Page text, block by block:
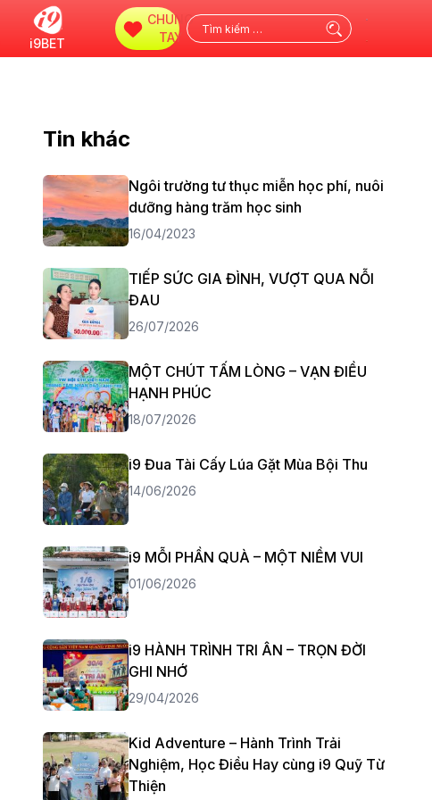
i9BET
CHUNG
TAY
kiếm
Tin khác
Ngôi trường tư thục miễn học phí, nuôi
dưỡng hàng trăm học sinh
16/04/2023
TIẾP SỨC GIA ĐÌNH, VƯỢT QUA NỖI
ĐAU
26/07/2026
MỘT CHÚT TẤM LÒNG – VẠN ĐIỀU
HẠNH PHÚC
18/07/2026
i9 Đua Tài Cấy Lúa Gặt Mùa Bội Thu
14/06/2026
i9 MỖI PHẦN QUÀ – MỘT NIỀM VUI
01/06/2026
i9 HÀNH TRÌNH TRI ÂN – TRỌN ĐỜI
GHI NHỚ
29/04/2026
Kid Adventure – Hành Trình Trải
Nghiệm, Học Điều Hay cùng i9 Quỹ Từ
Thiện